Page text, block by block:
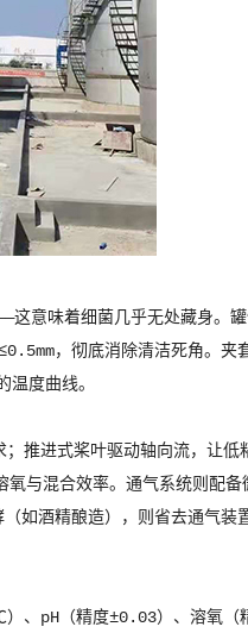
这意味着细菌几乎无处藏身。
，彻底消除清洁死角。夹
度曲线。
推进式桨叶驱动轴向流，让低
与混合效率。通气系统则配备
如酒精酿造），则省去通气装
、pH（精度±0.03）、溶氧